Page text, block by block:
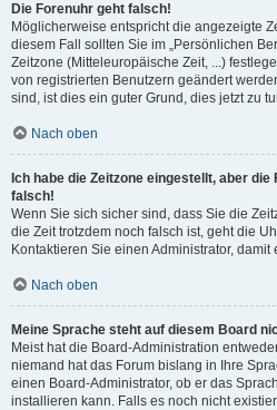
Die Forenuhr geht falsch!
Möglicherweise entspricht die angezeigte
diesem Fall sollten Sie im „Persönlichen
Zeitzone (Mitteleuropäische Zeit, ...)
von registrierten Benutzern geändert
sind, ist dies ein guter Grund, dies jetzt zu
Nach oben
Ich habe die Zeitzone eingestellt, aber
falsch!
Wenn Sie sich sicher sind, dass Sie die
die Zeit trotzdem noch falsch ist, geht die
Kontaktieren Sie einen Administrator,
Nach oben
Meine Sprache steht auf diesem Board
Meist hat die Board-Administration
niemand hat das Forum bislang in Ihre
einen Board-Administrator, ob er das
installieren kann. Falls es noch nicht